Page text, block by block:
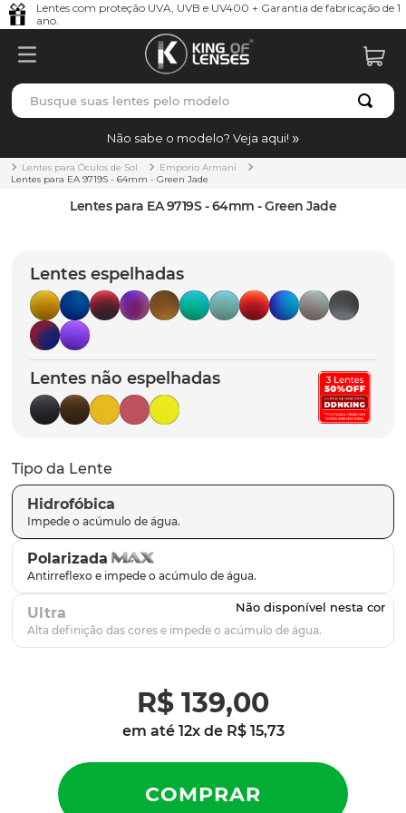
Lentes com proteção UVA, UVB e UV400 + Garantia de fabricação de 1
ano.
Busque suas lentes pelo modelo
Não sabe o modelo? Veja aqui!
Lentes para Óculos de Sol
Emporio Armani
Lentes para EA 9719S - 64mm - Green Jade
Lentes para EA 9719S - 64mm - Green Jade
Lentes espelhadas
Lentes não espelhadas
Tipo da Lente
Hidrofóbica
Polarizada
Ultra
R$ 139,00
em até 12x de R$ 15,73
TERMOS MAIS BUSCADOS
1º borrachas
holbrook
5º chaves
6º t-shock
7º latch
8º gasket
9º parafusos